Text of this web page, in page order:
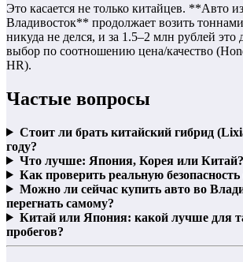
Это касается не только китайцев. **Авто
Владивосток** продолжает возить
никуда не делся, и за 1.5–2 млн рублей
выбор по соотношению цена/качество
HR).
Частые вопросы
Стоит ли брать китайский гибрид
году?
Что лучше: Япония, Корея или Китай?
Как проверить реальную безопасность
Можно ли сейчас купить авто во
перегнать самому?
Китай или Япония: какой лучше для
пробегов?